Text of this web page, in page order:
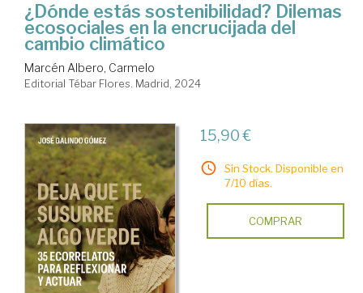
¿Dónde estás sostenibilidad? Dilemas
ecosociales en la encrucijada del
cambio climático
Marcén Albero, Carmelo
Editorial Tébar Flores. Madrid, 2024
15,90 €
Sin Stock. Disponible en
7/10 días.
COMPRAR